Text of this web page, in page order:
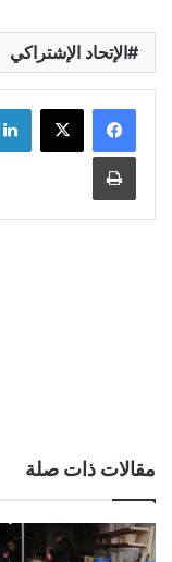
الإتحاد الإشتراكي
طباعة
مقالات ذات صلة